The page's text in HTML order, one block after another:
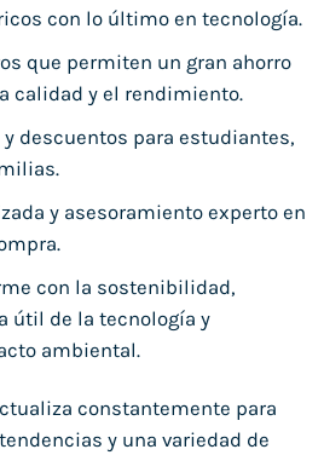
con lo último en tecnología.
que permiten un gran ahorro
calidad y el rendimiento.
descuentos para estudiantes,
y asesoramiento experto en
con la sostenibilidad,
útil de la tecnología y
ambiental.
constantemente para
y una variedad de